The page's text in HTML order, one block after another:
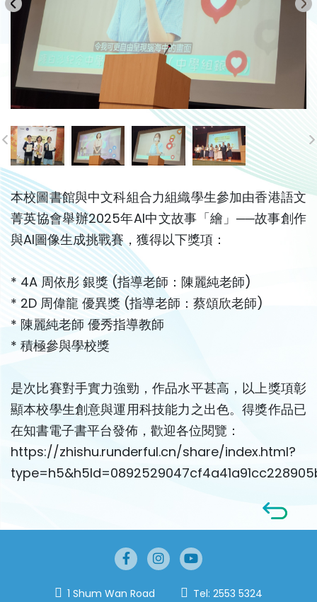
本校圖書館與中文科組合力組織學生參加由香港語文
菁英協會舉辦2025年AI中文故事「繪」──故事創作
與AI圖像生成挑戰賽，獲得以下獎項：
* 4A 周依彤 銀獎 (指導老師：陳麗純老師)
* 2D 周偉龍 優異獎 (指導老師：蔡頌欣老師)
* 陳麗純老師 優秀指導教師
* 積極參與學校獎
是次比賽對手實力強勁，作品水平甚高，以上獎項彰
顯本校學生創意與運用科技能力之出色。得獎作品已
在知書電子書平台發佈，歡迎各位閱覽：
https://zhishu.runderful.cn/share/index.html?
1 Shum Wan Road Tel: 2553 5324